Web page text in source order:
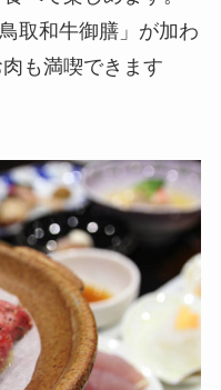
取和牛御膳」が加わ
も満喫できます